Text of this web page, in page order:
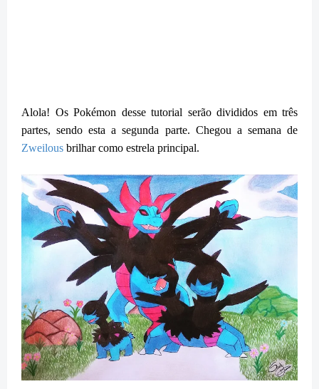
Alola! Os Pokémon desse tutorial serão divididos em três
partes, sendo esta a segunda parte. Chegou a semana de
Zweilous brilhar como estrela principal.